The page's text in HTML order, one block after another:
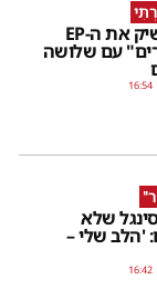
אליה רומנו משיק את ה-EP
עם שלושה
16:54
שלא
'הלב שלי –
16:42